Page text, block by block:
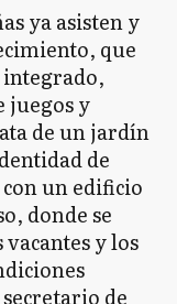
ya asisten y
que
integrado,
juegos y
de un jardín
de
un edificio
donde se
y los
de